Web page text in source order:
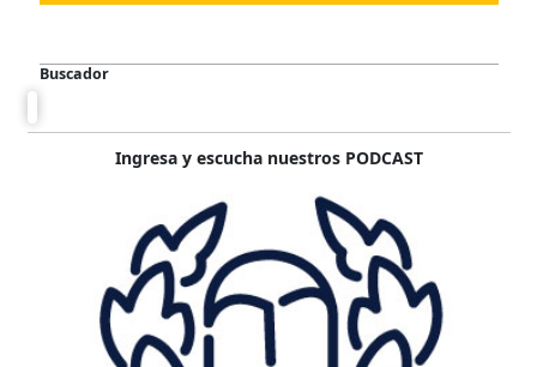
Buscador
Ingresa y escucha nuestros PODCAST